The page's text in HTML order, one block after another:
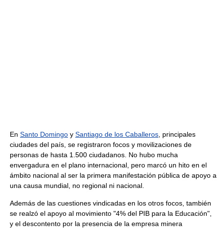
En Santo Domingo y Santiago de los Caballeros , principales
ciudades del país, se registraron focos y movilizaciones de
personas de hasta 1.500 ciudadanos. No hubo mucha
envergadura en el plano internacional, pero marcó un hito en el
ámbito nacional al ser la primera manifestación pública de apoyo a
una causa mundial, no regional ni nacional.
Además de las cuestiones vindicadas en los otros focos, también
se realzó el apoyo al movimiento "4% del PIB para la Educación",
y el descontento por la presencia de la empresa minera